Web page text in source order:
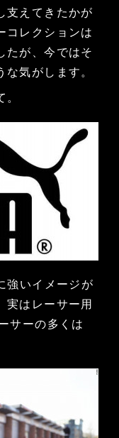
支えてきたかが
コレクションは
たが、今ではそ
気がします。
強いイメージが
実はレーサー用
サーの多くは